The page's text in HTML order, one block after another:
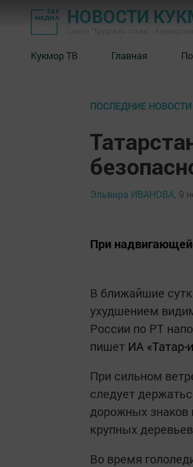
НОВОСТИ
Кукмор ТВ Главная
ПОСЛЕДНИЕ НОВОСТИ
Эльвира ИВАНОВА, 9
При
В ближайшие
ухудшением
России по РТ
пишет ИА
При сильном
следует
дорожных знаков
крупных
Во время